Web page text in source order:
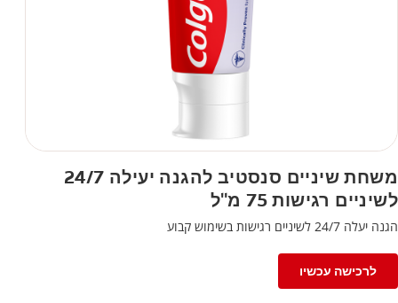
משחת שיניים סנסטיב להגנה יעילה 24/7
לשיניים רגישות 75 מ"ל
הגנה יעלה 24/7 לשיניים רגישות בשימוש קבוע
לרכישה עכשיו